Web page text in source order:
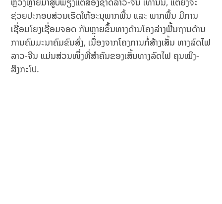
ຊ່ວຍປະກອບສ່ວນເຮັດໃຫ້ອະນຸພາກພື້ນ ແລະ ພາກພື້ນ ມີການ
ເຊື່ອມໂຍງເຊື່ອມຈອດ ກັນຫຼາຍຂຶ້ນທາງດ້ານໂຄງລ່າງພື້ນຖານດ້ານ
ການຄົມມະນາຄົມຂົນສົ່ງ, ເນື່ອງຈາກໂຄງການກໍ່ສ້າງເສັ້ນ ທາງລົດໄຟ
ລາວ-ຈີນ ແມ່ນສ່ວນໜຶ່ງທີ່ສໍາຄັນຂອງເສັ້ນທາງລົດໄຟ ຄຸນໝິງ-
ສິງກະໂປ.